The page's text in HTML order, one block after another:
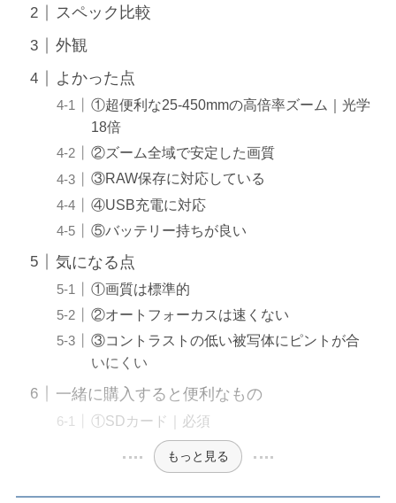
スペック比較
外観
よかった点
①超便利な25-450mmの高倍率ズーム｜光学
18倍
②ズーム全域で安定した画質
③RAW保存に対応している
④USB充電に対応
⑤バッテリー持ちが良い
気になる点
①画質は標準的
②オートフォーカスは速くない
③コントラストの低い被写体にピントが合
いにくい
一緒に購入すると便利なもの
①SDカード｜必須
もっと見る